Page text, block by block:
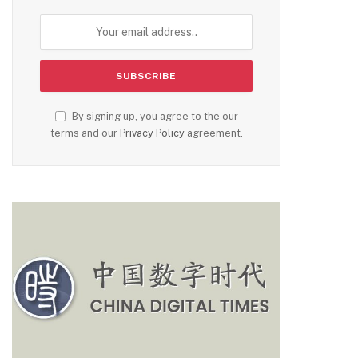
By signing up, you agree to the our
terms and our Privacy Policyagreement.